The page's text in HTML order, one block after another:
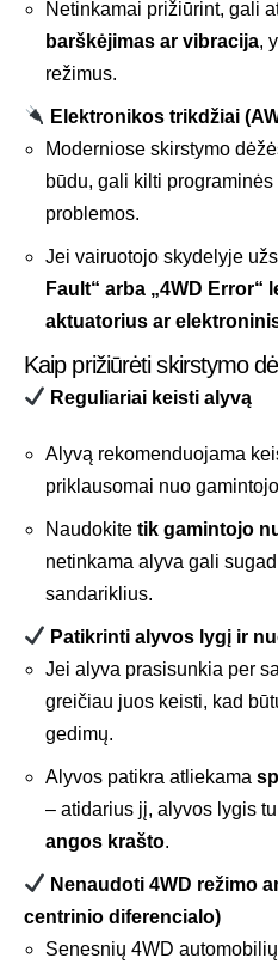
Netinkamai prižiūrint, gali
barškėjimas ar vibracija,
režimus.
Elektronikos trikdžiai
Moderniose skirstymo
būdu, gali kilti
problemos.
Jei vairuotojo skydelyje
Fault“ arba „4WD Error“
aktuatorius ar
Kaip prižiūrėti skirstymo
Reguliariai keisti alyvą
Alyvą rekomenduojama
priklausomai nuo
Naudokite tik gamintojo
netinkama alyva gali
sandariklius.
Patikrinti alyvos lygį ir
Jei alyva prasisunkia per
greičiau juos keisti, kad
gedimų.
Alyvos patikra atliekama
– atidarius jį, alyvos lygis
angos krašto.
Nenaudoti 4WD režimo
centrinio diferencialo)
Senesnių 4WD